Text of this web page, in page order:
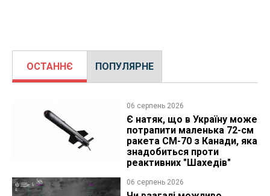
ОСТАННЄ ПОПУЛЯРНЕ
06 серпень 2026
Є натяк, що в Україну може
потрапити маленька 72-см
ракета CM-70 з Канади, яка
знадобиться проти
реактивних "Шахедів"
06 серпень 2026